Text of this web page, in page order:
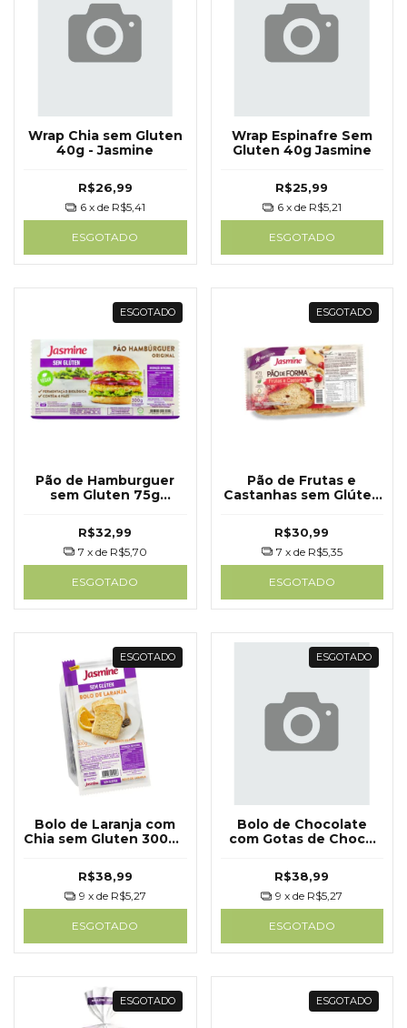
Wrap Chia sem Gluten
40g - Jasmine
R$26,99
6 x de R$5,41
ESGOTADO
Wrap Espinafre Sem
Gluten 40g Jasmine
R$25,99
6 x de R$5,21
ESGOTADO
ESGOTADO
Pão de Hamburguer
sem Gluten 75g
R$32,99
7 x de R$5,70
ESGOTADO
ESGOTADO
Pão de Frutas e
Castanhas sem Glúten
R$30,99
7 x de R$5,35
ESGOTADO
ESGOTADO
Bolo de Laranja com
Chia sem Gluten 300g -
R$38,99
9 x de R$5,27
ESGOTADO
ESGOTADO
Bolo de Chocolate
com Gotas de Choco
Jasmine
R$38,99
9 x de R$5,27
ESGOTADO
ESGOTADO ESGOTADO